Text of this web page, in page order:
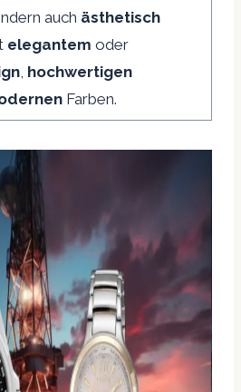
auch ästhetisch
elegantem oder
, hochwertigen
Farben.